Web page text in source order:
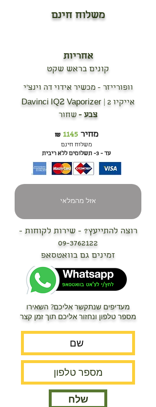
משלוח חינם
אחריות
קונים בראש שקט
וופורייזר - מכשיר אידוי דה וינצ'י
אייקיו 2 | Davinci IQ
2 Vaporizer
צבע - שחור
מחיר1145
₪
משלוח חינם
עד - 3- תשלומים ללא ריבית
אזל מהמלאי
רוצה להתייעץ? - שירות לקוחות -
09-3762122
זמינים גם בוואטסאפ
מעדיפים שנתקשר אליכם? השאירו
מספר טלפון ונחזור אליכם תוך זמן קצר
שלח